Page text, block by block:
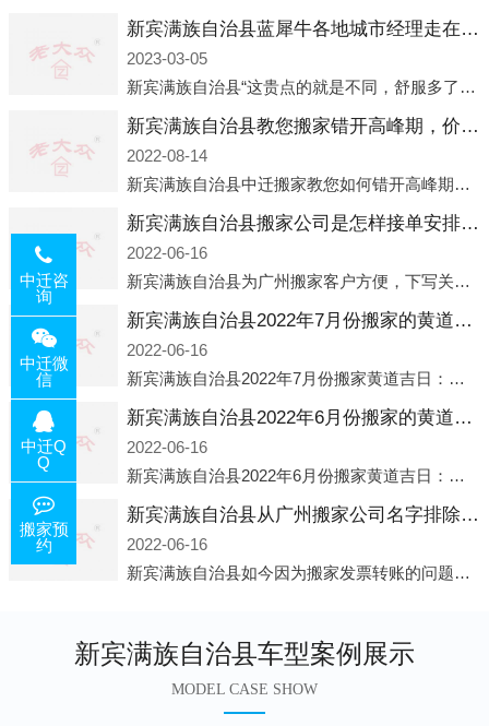
新宾满族自治县蓝犀牛各地城市经理走在腐败的道路上
2023-03-05
新宾满族自治县“这贵点的就是不同，舒服多了”出自广州运营邓经理的口中。2023年开年刚出来，三个司机（加盟蓝犀牛的个人队伍）便请广州经理去佛山娱乐场所大消费了一次，据知悉一晚消费达一万多，由三人平摊费用，燃鹅这样的
新宾满族自治县教您搬家错开高峰期，价格还可优惠！
2022-08-14
新宾满族自治县中迁搬家教您如何错开高峰期：如何错开高峰期搬家，中迁搬家做了一些电话数据统计和分析，发现市民中午2点左右访问网站的人是最多的，电话咨询是早上9点左右是最多的，预约搬家周六和周日是最多的，网上QQ微
新宾满族自治县搬家公司是怎样接单安排流程的？
2022-06-16
新宾满族自治县为广州搬家客户方便，下写关于我老大众搬家公司接单的流程，九条给搬家朋友参考，了解搬家公司工序，免去搬家时的没有准备好的工作，给您及时快速的搬好家。一．电话咨询：专人接待客户电话咨询，初步了解客户搬 家
新宾满族自治县2022年7月份搬家的黄道吉日查询大全一览表哪天适合搬家好日子
2022-06-16
新宾满族自治县2022年7月份搬家黄道吉日：公历2022年7月6日 农历六月初八 星期三 冲虎(甲寅)公历2022年7月12日 农历六月十四 星期二 冲猴(庚申)公历2022年7月13日 农历六月十五 星期三 冲鸡
新宾满族自治县2022年6月份搬家的黄道吉日查询大全一览表哪天适合搬家好日子
2022-06-16
新宾满族自治县2022年6月份搬家黄道吉日：公历2022年6月1日 农历五月初三 星期三 冲兔(己卯)公历2022年6月4日 农历五月初六 星期六 冲马(壬午)公历2022年6月8日 农历五月初十 星期三 冲狗(丙
新宾满族自治县从广州搬家公司名字排除法选正规公司
2022-06-16
新宾满族自治县如今因为搬家发票转账的问题，大部分搬家公司都已经注册了营业执照，早5年前基本上所谓的搬家公司都是无注册状态也就是无照营业，由于企业注册量大增所以各种企业信息展示平台如雨后春笋般遍地开花，如：天眼查，企
新宾满族自治县车型案例展示
MODEL CASE SHOW
中迁咨
询
中迁微
信
中迁Q
Q
搬家预
约